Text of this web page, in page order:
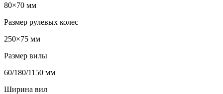
80×70 мм
Размер рулевых колес
250×75 мм
Размер вилы
60/180/1150 мм
Ширина вил